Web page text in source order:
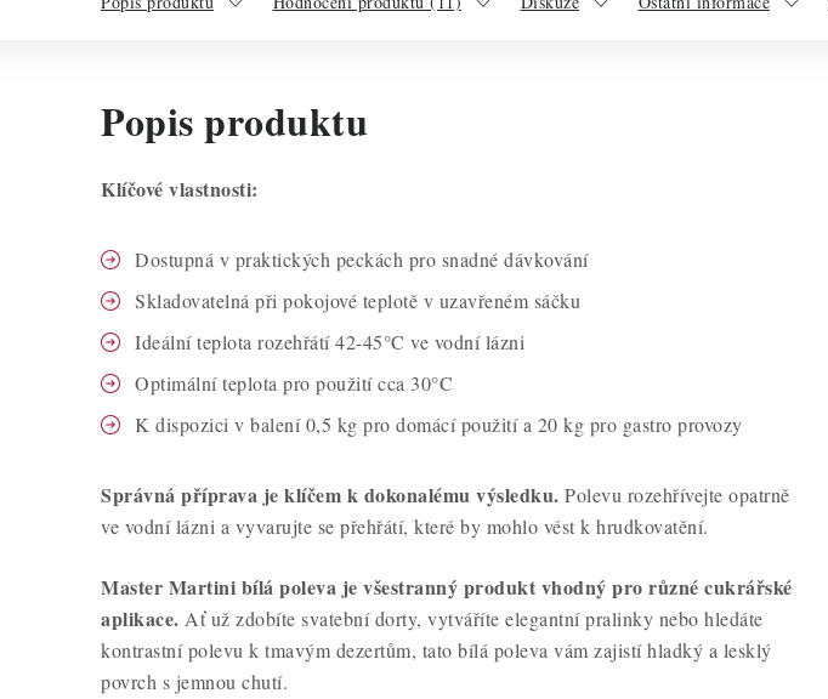
Popis produktu
Klíčové vlastnosti:
Dostupná v praktických peckách pro snadné dávkování
Skladovatelná při pokojové teplotě v uzavřeném sáčku
Ideální teplota rozehřátí 42-45°C ve vodní lázni
Optimální teplota pro použití cca 30°C
K dispozici v balení 0,5 kg pro domácí použití a 20 kg pro gastro provozy
Správná příprava je klíčem k dokonalému výsledku. Polevu rozehřívejte opatrně
ve vodní lázni a vyvarujte se přehřátí, které by mohlo vést k hrudkovatění.
Master Martini bílá poleva je všestranný produkt vhodný pro různé cukrářské
aplikace. Ať už zdobíte svatební dorty, vytváříte elegantní pralinky nebo hledáte
kontrastní polevu k tmavým dezertům, tato bílá poleva vám zajistí hladký a lesklý
povrch s jemnou chutí.